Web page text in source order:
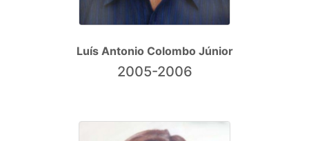
Luís Antonio Colombo Júnior
2005-2006